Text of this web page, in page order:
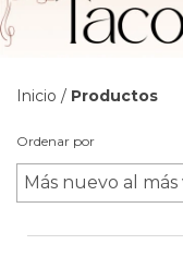
Inicio / Productos
Ordenar por